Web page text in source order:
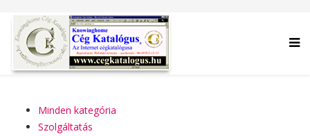
Minden kategória
Szolgáltatás